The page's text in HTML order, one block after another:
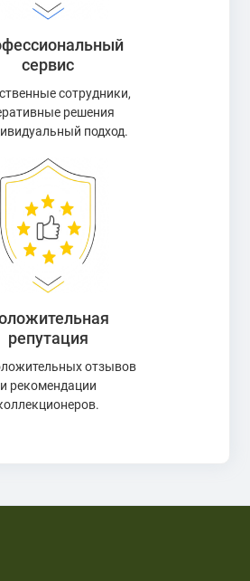
сервис
сотрудники,
решения
подход.
репутация
отзывов
и рекомендации